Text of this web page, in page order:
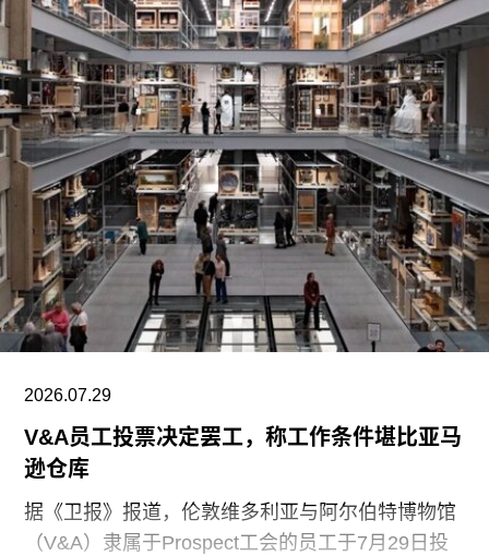
基金会主要通过资助和委任创作，在全球范围内支
持影像新作品的创作。
2026.07.29
V&A员工投票决定罢工，称工作条件堪比亚马
逊仓库
据《卫报》报道，伦敦维多利亚与阿尔伯特博物馆
（V&A）隶属于Prospect工会的员工于7月29日投